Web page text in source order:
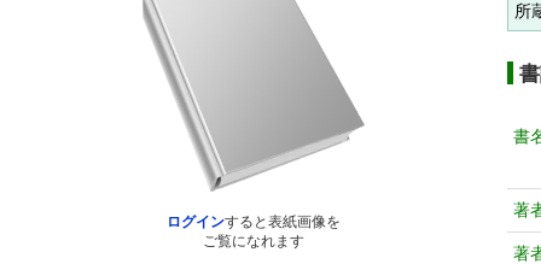
ログインすると表紙画像を
ご覧になれます
所
書
著
著